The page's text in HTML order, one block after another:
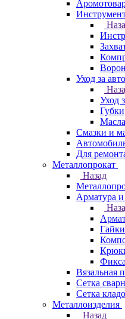
Уход за
Уход
Губки
Масла
Смазки и
Для
Металлопрокат
Назад
Арматура
Вязальная
Сетка
Сетка
Металлоизделия
Назад